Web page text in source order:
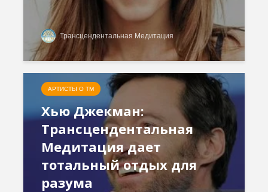
Трансцендентальная Медитация
АРТИСТЫ О ТМ
Хью Джекман:
Трансцендентальная
Медитация дает
тотальный отдых для
разума